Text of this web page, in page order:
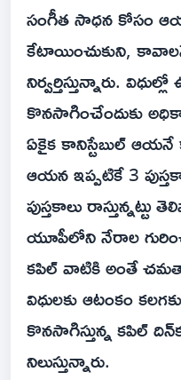
సంగీత సాధన కోసం
కేటాయించుకుని, కావాలనే
నిర్వర్తిస్తున్నారు.
కొనసాగించేందుకు
ఏకైక కానిస్టేబుల్
ఆయన ఇప్పటికే 3
పుస్తకాలు
యూపీలోని నేరాల
కపిల్ వాటికి అంతే
విధులకు ఆటంకం
కొనసాగిస్తున్న కపిల్
నిలుస్తున్నారు.